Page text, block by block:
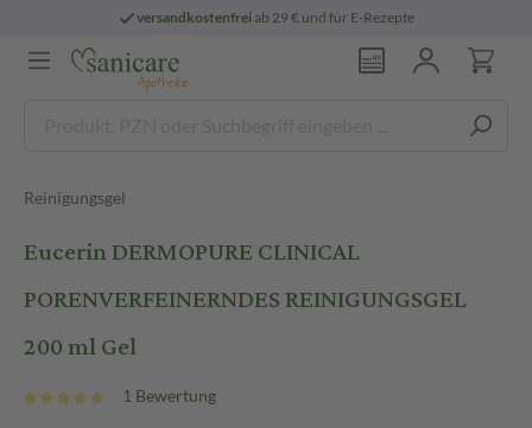
versandkostenfreiab 29 € und für E-Rezepte
Reinigungsgel
Eucerin DERMOPURE CLINICAL
PORENVERFEINERNDES REINIGUNGSGEL
200 ml Gel
1 Bewertung